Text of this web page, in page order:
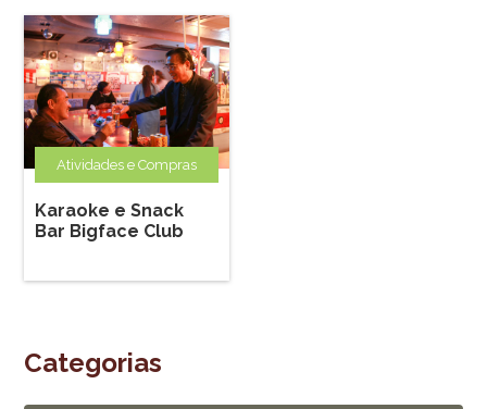
Atividades e Compras
Karaoke e Snack
Bar Bigface Club
Categorias